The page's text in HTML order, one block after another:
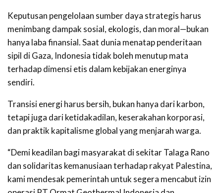
Keputusan pengelolaan sumber daya strategis harus
menimbang dampak sosial, ekologis, dan moral—bukan
hanya laba finansial. Saat dunia menatap penderitaan
sipil di Gaza, Indonesia tidak boleh menutup mata
terhadap dimensi etis dalam kebijakan energinya
sendiri.
Transisi energi harus bersih, bukan hanya dari karbon,
tetapi juga dari ketidakadilan, keserakahan korporasi,
dan praktik kapitalisme global yang menjarah warga.
“Demi keadilan bagi masyarakat di sekitar Talaga Rano
dan solidaritas kemanusiaan terhadap rakyat Palestina,
kami mendesak pemerintah untuk segera mencabut izin